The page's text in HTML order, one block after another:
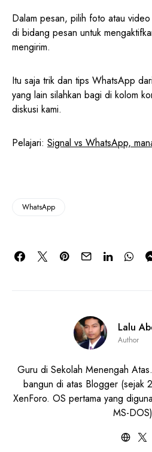
Dalam pesan, pilih foto atau
di bidang pesan untuk
mengirim.
Itu saja trik dan tips WhatsApp
yang lain silahkan bagi di kolom
diskusi kami.
Pelajari: Signal vs WhatsApp,
WhatsApp
Lalu
Author
Guru di Sekolah Menengah
bangun di atas Blogger (sejak
XenForo. OS pertama yang
MS-